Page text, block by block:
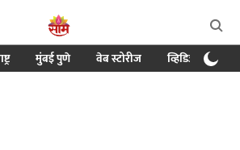
मुंबई पुणे वेब स्टोरीज व्हिडिओ